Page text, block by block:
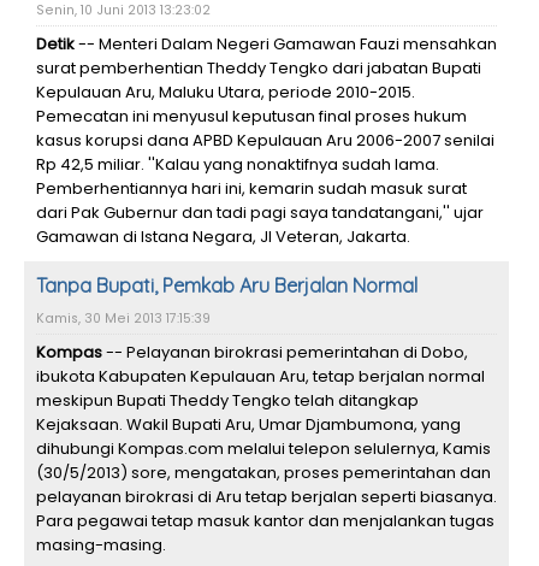
Senin, 10 Juni 2013 13:23:02
Detik-- Menteri Dalam Negeri Gamawan Fauzi mensahkan
surat pemberhentian Theddy Tengko dari jabatan Bupati
Kepulauan Aru, Maluku Utara, periode 2010-2015.
Pemecatan ini menyusul keputusan final proses hukum
kasus korupsi dana APBD Kepulauan Aru 2006-2007 senilai
Rp 42,5 miliar. ''Kalau yang nonaktifnya sudah lama.
Pemberhentiannya hari ini, kemarin sudah masuk surat
dari Pak Gubernur dan tadi pagi saya tandatangani,'' ujar
Gamawan di Istana Negara, Jl Veteran, Jakarta.
Tanpa Bupati, Pemkab Aru Berjalan Normal
Kamis, 30 Mei 2013 17:15:39
Kompas-- Pelayanan birokrasi pemerintahan di Dobo,
ibukota Kabupaten Kepulauan Aru, tetap berjalan normal
meskipun Bupati Theddy Tengko telah ditangkap
Kejaksaan. Wakil Bupati Aru, Umar Djambumona, yang
dihubungi Kompas.com melalui telepon selulernya, Kamis
(30/5/2013) sore, mengatakan, proses pemerintahan dan
pelayanan birokrasi di Aru tetap berjalan seperti biasanya.
Para pegawai tetap masuk kantor dan menjalankan tugas
masing-masing.